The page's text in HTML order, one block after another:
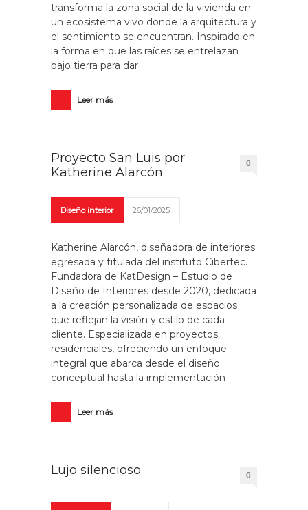
transforma la zona social de la vivienda en
un ecosistema vivo donde la arquitectura y
el sentimiento se encuentran. Inspirado en
la forma en que las raíces se entrelazan
bajo tierra para dar
Leer más
Proyecto San Luis por
Katherine Alarcón
0
Diseño interior 26/01/2025
Katherine Alarcón, diseñadora de interiores
egresada y titulada del instituto Cibertec.
Fundadora de KatDesign – Estudio de
Diseño de Interiores desde 2020, dedicada
a la creación personalizada de espacios
que reflejan la visión y estilo de cada
cliente. Especializada en proyectos
residenciales, ofreciendo un enfoque
integral que abarca desde el diseño
conceptual hasta la implementación
Leer más
Lujo silencioso 0